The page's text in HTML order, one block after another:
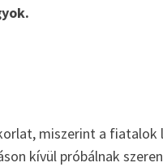
miszerint a fiatalok
kívül próbálnak